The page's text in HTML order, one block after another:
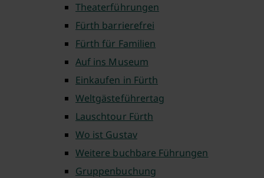
Theaterführungen
Fürth barrierefrei
Fürth für Familien
Auf ins Museum
Einkaufen in Fürth
Weltgästeführertag
Lauschtour Fürth
Wo ist Gustav
Weitere buchbare Führungen
Gruppenbuchung